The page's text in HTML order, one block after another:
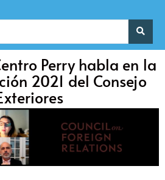
Perry habla en la
2021 del Consejo